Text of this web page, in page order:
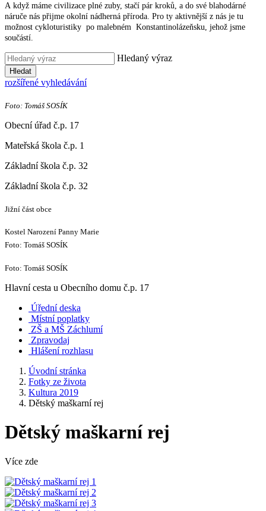
A když máme civilizace plné zuby, stačí pár kroků, a do své blahodárné
náruče nás přijme okolní nádherná příroda. Pro ty aktivnější z nás je tu
možnost cykloturistiky po malebném Konstantinolázeňsku, jehož jsme
součástí.
Hledaný výraz
Hledat
rozšířené vyhledávání
Foto: Tomáš SOSÍK
Obecní úřad č.p. 17
Mateřská škola č.p. 1
Základní škola č.p. 32
Základní škola č.p. 32
Jižní část obce
Kostel Narození Panny Marie
Foto: Tomáš SOSÍK
Foto: Tomáš SOSÍK
Hlavní cesta u Obecního domu č.p. 17
Úřední deska
Místní poplatky
ZŠ a MŠ Záchlumí
Zpravodaj
Hlášení rozhlasu
Úvodní stránka
Fotky ze života
Kultura 2019
Dětský maškarní rej
Dětský maškarní rej
Více zde